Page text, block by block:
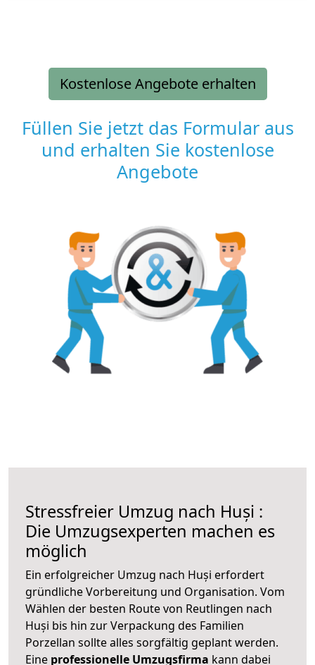
Kostenlose Angebote erhalten
Füllen Sie jetzt das Formular aus
und erhalten Sie kostenlose
Angebote
Stressfreier Umzug nach Huși :
Die Umzugsexperten machen es
möglich
Ein erfolgreicher Umzug nach Huși erfordert
gründliche Vorbereitung und Organisation. Vom
Wählen der besten Route von Reutlingen nach
Huși bis hin zur Verpackung des Familien
Porzellan sollte alles sorgfältig geplant werden.
Eine professionelle Umzugsfirma kann dabei